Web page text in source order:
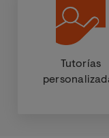
Tutorías